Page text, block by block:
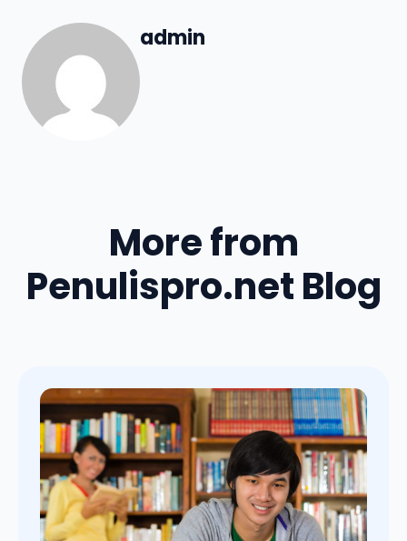
admin
More from
Penulispro.net Blog